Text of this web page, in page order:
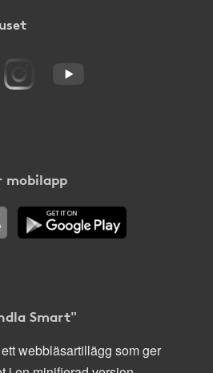
mobilapp
Smart"
webbläsartillägg som ger